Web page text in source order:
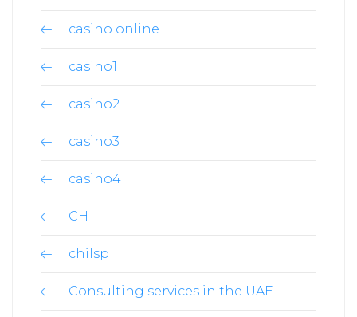
casino online
casino1
casino2
casino3
casino4
CH
chilsp
Consulting services in the UAE